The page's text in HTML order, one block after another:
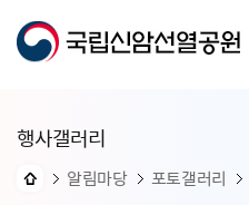
행사갤러리
알림마당 포토갤러리